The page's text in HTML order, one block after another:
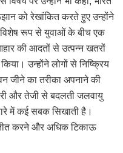
को रेखांकित करते हुए उन्होंने
विशेष रूप से युवाओं के बीच एक
की आदतों से उत्पन्न खतरों
उन्होंने लोगों से निष्क्रिय
जीने का तरीका अपनाने की
और तेजी से बदलती जलवायु
में कई सबक सिखाती है।
करने और अधिक टिकाऊ